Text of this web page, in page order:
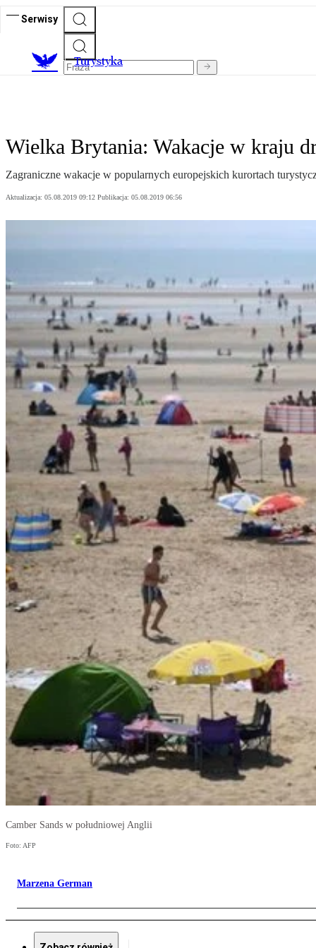
Serwisy
Turystyka
Wielka Brytania: Wakacje w kraju
Zagraniczne wakacje w popularnych europejskich kurortach
Aktualizacja: 05.08.2019 09:12 Publikacja: 05.08.2019 06:56
Camber Sands w południowej Anglii
Foto: AFP
Marzena German